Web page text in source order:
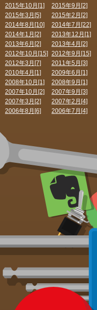
2015年10月[1]
2015年9月[2]
2015年3月[5]
2015年2月[2]
2014年8月[10]
2014年7月[22]
2014年1月[2]
2013年12月[1]
2013年6月[2]
2013年4月[2]
2012年10月[15] 2012年9月[15]
2012年3月[7]
2011年5月[3]
2010年4月[1]
2009年6月[1]
2008年10月[1]
2008年9月[1]
2007年10月[2]
2007年9月[3]
2007年3月[2]
2007年2月[4]
2006年8月[6]
2006年7月[4]